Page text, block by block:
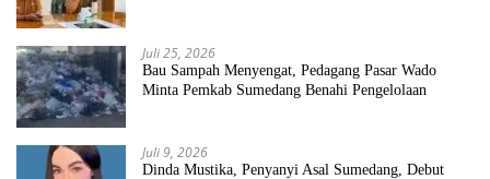
Juli 25, 2026
Bau Sampah Menyengat, Pedagang Pasar Wado
Minta Pemkab Sumedang Benahi Pengelolaan
Juli 9, 2026
Dinda Mustika, Penyanyi Asal Sumedang, Debut